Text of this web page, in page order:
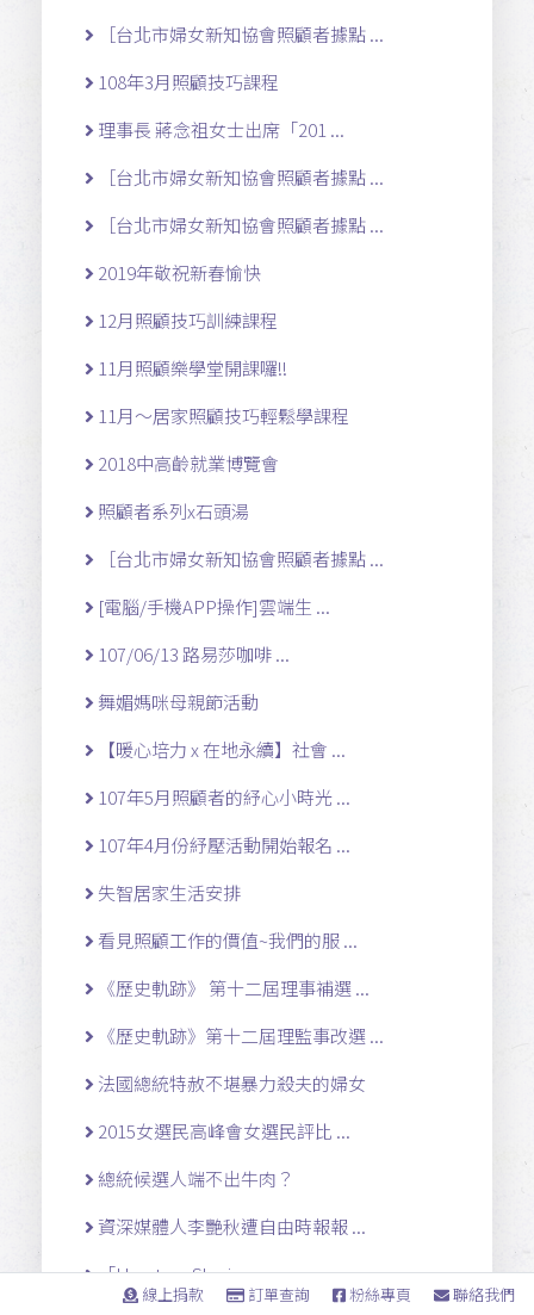
［台北市婦女新知協會照顧者據點 ...
108年3月照顧技巧課程
理事長 蔣念祖女士出席「201 ...
［台北市婦女新知協會照顧者據點 ...
［台北市婦女新知協會照顧者據點 ...
2019年敬祝新春愉快
12月照顧技巧訓練課程
11月照顧樂學堂開課囉!!
11月～居家照顧技巧輕鬆學課程
2018中高齡就業博覽會
照顧者系列x石頭湯
［台北市婦女新知協會照顧者據點 ...
[電腦/手機APP操作]雲端生 ...
107/06/13 路易莎咖啡 ...
舞媚媽咪母親節活動
【暖心培力 x 在地永續】社會 ...
107年5月照顧者的紓心小時光 ...
107年4月份紓壓活動開始報名 ...
失智居家生活安排
看見照顧工作的價值~我們的服 ...
《歷史軌跡》 第十二屆理事補選 ...
《歷史軌跡》第十二屆理監事改選 ...
法國總統特赦不堪暴力殺夫的婦女
2015女選民高峰會女選民評比 ...
總統候選人端不出牛肉？
資深媒體人李艷秋遭自由時報報 ...
「Herstory Shari ...
線上捐款 訂單查詢 粉絲專頁 聯絡我們